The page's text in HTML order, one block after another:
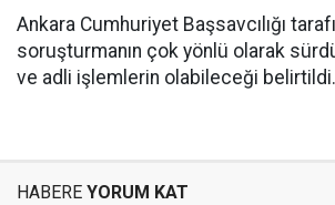
Ankara Cumhuriyet Başsavcılığı
soruşturmanın çok yönlü olarak
ve adli işlemlerin olabileceği belirtildi.
HABERE YORUM KAT